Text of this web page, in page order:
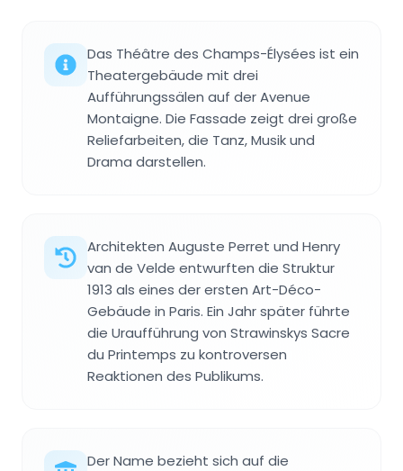
Das Théâtre des Champs-Élysées ist ein
Theatergebäude mit drei
Aufführungssälen auf der Avenue
Montaigne. Die Fassade zeigt drei große
Reliefarbeiten, die Tanz, Musik und
Drama darstellen.
Architekten Auguste Perret und Henry
van de Velde entwurften die Struktur
1913 als eines der ersten Art-Déco-
Gebäude in Paris. Ein Jahr später führte
die Uraufführung von Strawinskys Sacre
du Printemps zu kontroversen
Reaktionen des Publikums.
Der Name bezieht sich auf die